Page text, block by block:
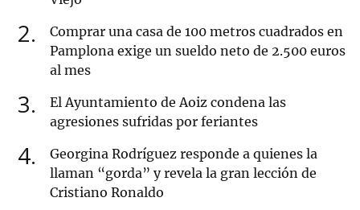
2
Comprar una casa de 100 metros cuadrados en
Pamplona exige un sueldo neto de 2.500 euros
al mes
3
El Ayuntamiento de Aoiz condena las
agresiones sufridas por feriantes
4
Georgina Rodríguez responde a quienes la
llaman “gorda” y revela la gran lección de
Cristiano Ronaldo